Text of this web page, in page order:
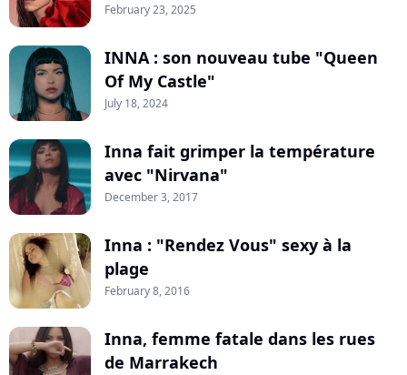
February 23, 2025
INNA : son nouveau tube "Queen
Of My Castle"
July 18, 2024
Inna fait grimper la température
avec "Nirvana"
December 3, 2017
Inna : "Rendez Vous" sexy à la
plage
February 8, 2016
Inna, femme fatale dans les rues
de Marrakech